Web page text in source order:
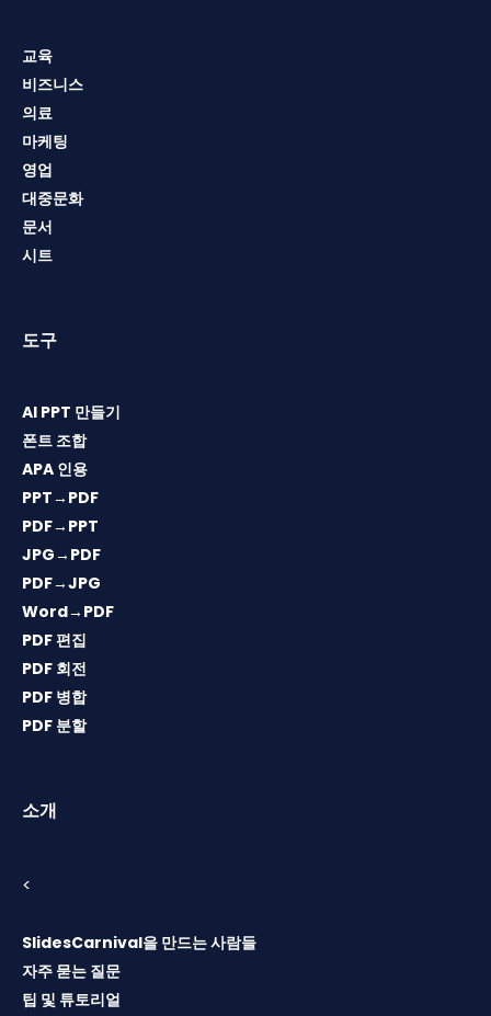
교육
비즈니스
의료
마케팅
영업
대중문화
문서
시트
도구
AI PPT 만들기
폰트 조합
APA 인용
PPT→PDF
PDF→PPT
JPG→PDF
PDF→JPG
Word→PDF
PDF 편집
PDF 회전
PDF 병합
PDF 분할
소개
<
SlidesCarnival을 만드는 사람들
자주 묻는 질문
팁 및 튜토리얼